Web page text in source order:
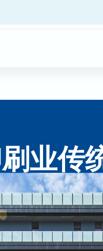
业传